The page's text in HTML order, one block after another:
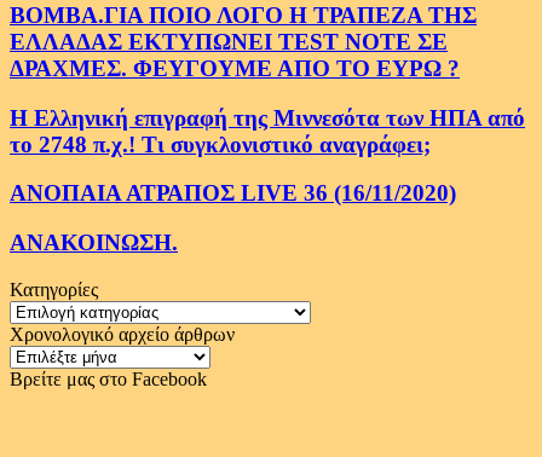
ΒΟΜΒΑ.ΓΙΑ ΠΟΙΟ ΛΟΓΟ Η ΤΡΑΠΕΖΑ ΤΗΣ
ΕΛΛΑΔΑΣ ΕΚΤΥΠΩΝΕΙ TEST NOTE ΣΕ
ΔΡΑΧΜΕΣ. ΦΕΥΓΟΥΜΕ ΑΠΟ ΤΟ ΕΥΡΩ ?
Η Ελληνική επιγραφή της Μιννεσότα των ΗΠΑ από
το 2748 π.χ.! Τι συγκλονιστικό αναγράφει;
ΑΝΟΠΑΙΑ ΑΤΡΑΠΟΣ LIVE 36 (16/11/2020)
ΑΝΑΚΟΙΝΩΣΗ.
Κατηγορίες
Κατηγορίες
Χρονολογικό αρχείο άρθρων
Χρονολογικό
αρχείο
Βρείτε μας στο Facebook